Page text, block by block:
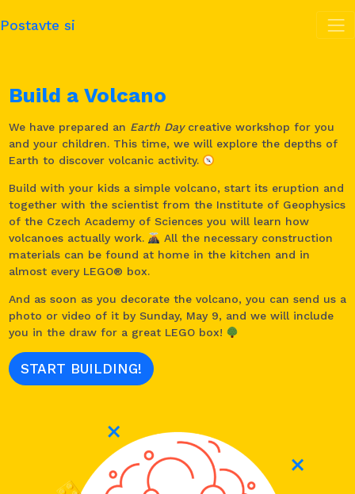
Postavte si
Build a Volcano
We have prepared an Earth Daycreative workshop for you
and your children. This time, we will explore the depths of
Earth to discover volcanic activity.
Build with your kids a simple volcano, start its eruption and
together with the scientist from the Institute of Geophysics
of the Czech Academy of Sciences you will learn how
volcanoes actually work.
All the necessary construction
materials can be found at home in the kitchen and in
almost every LEGO® box.
And as soon as you decorate the volcano, you can send us a
photo or video of it by Sunday, May 9, and we will include
you in the draw for a great LEGO box!
START BUILDING!